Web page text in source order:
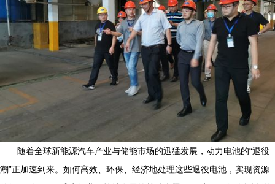
随着全球新能源汽车产业与储能市场的迅猛发展，动力电池的“退役
潮”正加速到来。如何高效、环保、经济地处理这些退役电池，实现资源